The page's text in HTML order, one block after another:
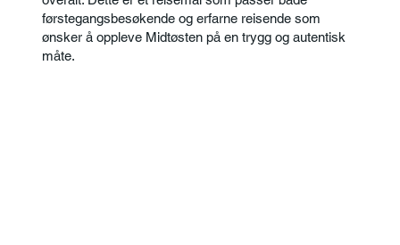
førstegangsbesøkende og erfarne reisende som
ønsker å oppleve Midtøsten på en trygg og autentisk
måte.